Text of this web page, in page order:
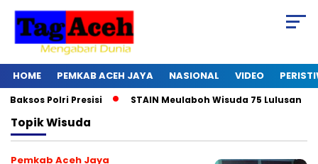
HOME PEMKAB ACEH JAYA NASIONAL VIDEO
Polri Presisi STAIN Meulaboh Wisuda 75 Lulusan
TopikWisuda
Pemkab Aceh Jaya